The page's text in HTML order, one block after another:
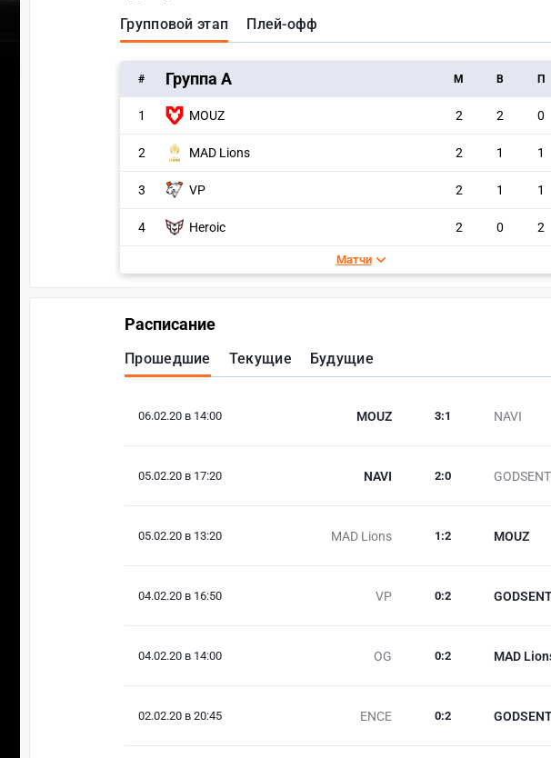
Групповой этап Плей-офф
# Группа A M В П
1 MOUZ 2 2 0
2 MAD Lions 2 1 1
3 VP 2 1 1
4 Heroic 2 0 2
Матчи
Расписание
Прошедшие Текущие Будущие
06.02.20 в 14:00 MOUZ NAVI
3:1
05.02.20 в 17:20 NAVI GODSENT
2:0
05.02.20 в 13:20 MAD Lions MOUZ
1 :2
04.02.20 в 16:50 VP 0:2
04.02.20 в 14:00 OG MAD
0:2
02.02.20 в 20:45 ENCE 0:2